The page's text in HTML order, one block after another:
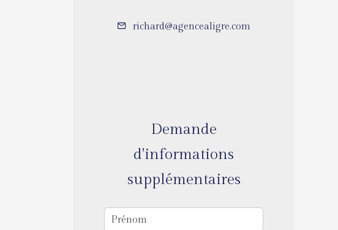
richard@agencealigre.com
Demande
d'informations
supplémentaires